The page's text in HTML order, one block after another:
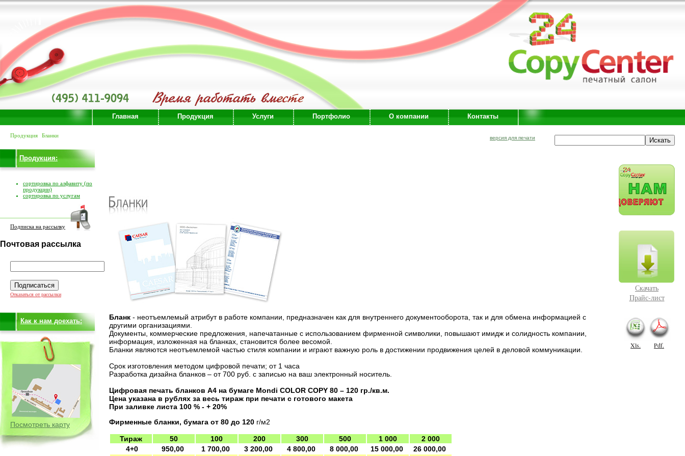
версия для печати
Главная Продукция Услуги Портфолио О компании Контакты
Продукция Бланки
Продукция:
сортировка по алфавиту (по
продукции)
сортировка по услугам
Подписка на рассылку
Почтовая рассылка
Отказаться от рассылки
Как к нам доехать:
Посмотреть карту
Скачать
Прайс-лист
Xls. Pdf.
Бланк - неотъемлемый атрибут в работе компании, предназначен как для внутреннего документооборота, так и для обмена информацией с
другими организациями.
Документы, коммерческие предложения, напечатанные с использованием фирменной символики, повышают имидж и солидность компании,
информация, изложенная на бланках, становится более весомой.
Бланки являются неотъемлемой частью стиля компании и играют важную роль в достижении продвижения целей в деловой коммуникации.
Срок изготовления методом цифровой печати; от 1 часа
Разработка дизайна бланков – от 700 руб. с записью на ваш электронный носитель.
Цифровая печать бланков А4 на бумаге Mondi COLOR COPY 80 – 120 гр./кв.м.
Цена указана в рублях за весь тираж при печати с готового макета
При заливке листа 100 % - + 20%
Фирменные бланки, бумага от 80 до 120 г/м2
Тираж 50 100 200 300 500 1 000
2 000
4+0
950,00 1 700,00 3 200,00 4 800,00 8 000,00 15 000,00
26 000,00